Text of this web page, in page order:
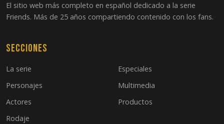
19 En el que el mono se escapa
22 El del lío
23 El del nacimiento
El sitio web más completo en español dedicado a la serie
Friends. Más de 25 años compartiendo contenido con los fans.
Secciones
La serie
Personajes
Actores
Rodaje
Especiales
Multimedia
Productos